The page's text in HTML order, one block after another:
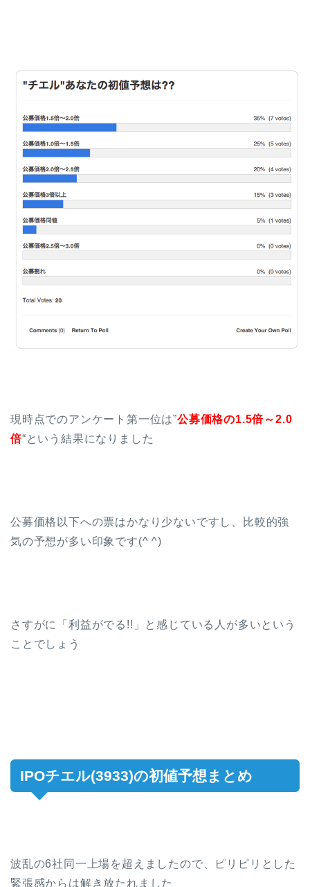
現時点でのアンケート第一位は”公募価格の1.5倍～2.0
倍“という結果になりました
公募価格以下への票はかなり少ないですし、比較的強
気の予想が多い印象です(^ ^)
さすがに「利益がでる!!」と感じている人が多いという
ことでしょう
IPOチエル(3933)の初値予想まとめ
波乱の6社同一上場を超えましたので、ピリピリとした
緊張感からは解き放たれました